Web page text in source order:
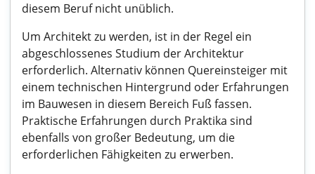
diesem Beruf nicht unüblich.
Um Architekt zu werden, ist in der Regel ein
abgeschlossenes Studium der Architektur
erforderlich. Alternativ können Quereinsteiger mit
einem technischen Hintergrund oder Erfahrungen
im Bauwesen in diesem Bereich Fuß fassen.
Praktische Erfahrungen durch Praktika sind
ebenfalls von großer Bedeutung, um die
erforderlichen Fähigkeiten zu erwerben.